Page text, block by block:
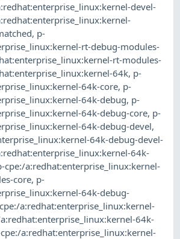
devel-
, p-
rt-debug-modules-
rt-modules-
64k, p-
64k-core, p-
64k-debug, p-
64k-debug-core, p-
64k-debug-devel,
64k-debug-devel-
64k-
cpe:/a:redhat:enterprise_linux:kernel-
core, p-
64k-debug-
a:redhat:enterprise_linux:kernel-
64k-
a:redhat:enterprise_linux:kernel-